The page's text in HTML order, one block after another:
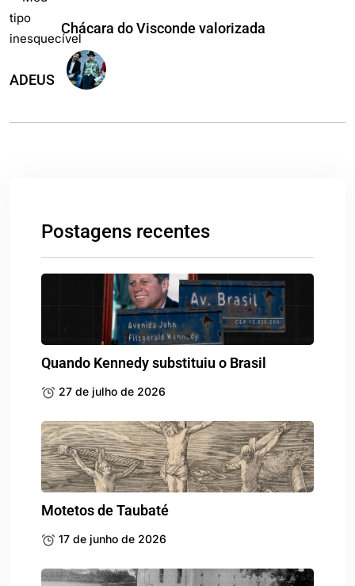
Chácara do Visconde valorizada
ADEUS
Postagens recentes
Quando Kennedy substituiu o Brasil
27 de julho de 2026
Motetos de Taubaté
17 de junho de 2026